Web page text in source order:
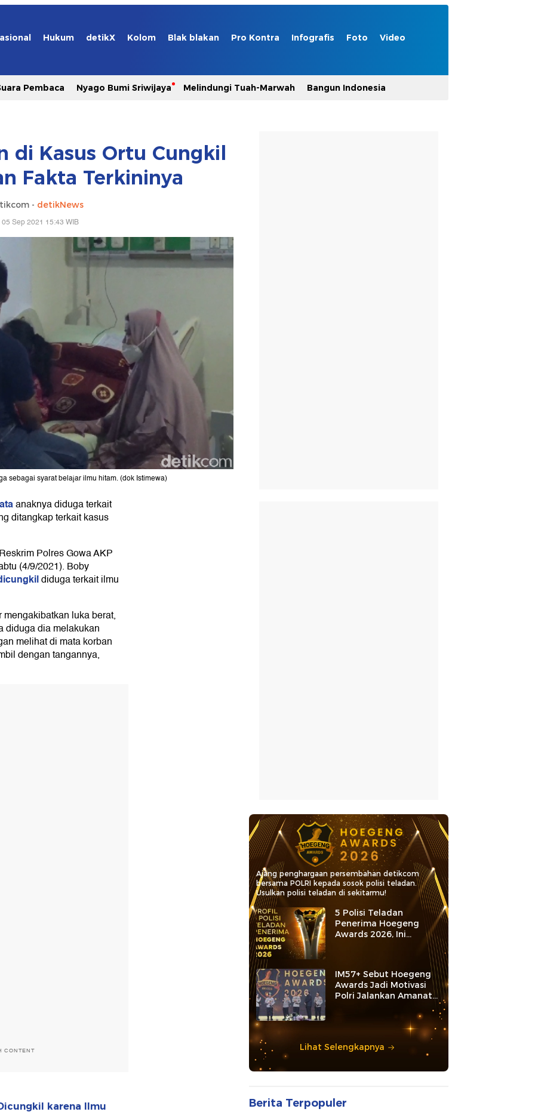
Hukum detikX Kolom Blak blakan Pro Kontra Infografis Foto Video
Pembaca Nyago Bumi Sriwijaya Melindungi Tuah-Marwah Bangun Indonesia
di Kasus Ortu Cungkil
Fakta Terkininya
- detikNews
Sep 2021 15:43 WIB
sebagai syarat belajar ilmu hitam. (dok Istimewa)
anaknya diduga terkait
ditangkap terkait kasus
Polres Gowa AKP
(4/9/2021). Boby
diduga terkait ilmu
luka berat,
diduga dia melakukan
melihat di mata korban
dengan tangannya,
CONTENT
karena Ilmu
Ajang penghargaan persembahan detikcom
bersama POLRI kepada sosok polisi teladan.
Usulkan polisi teladan di sekitarmu!
5 Polisi Teladan
Penerima Hoegeng
Awards 2026, Ini
Kategori dan Kiprahnya
IM57+ Sebut Hoegeng
Awards Jadi Motivasi
Polri Jalankan Amanat
Lihat Selengkapnya
Berita Terpopuler